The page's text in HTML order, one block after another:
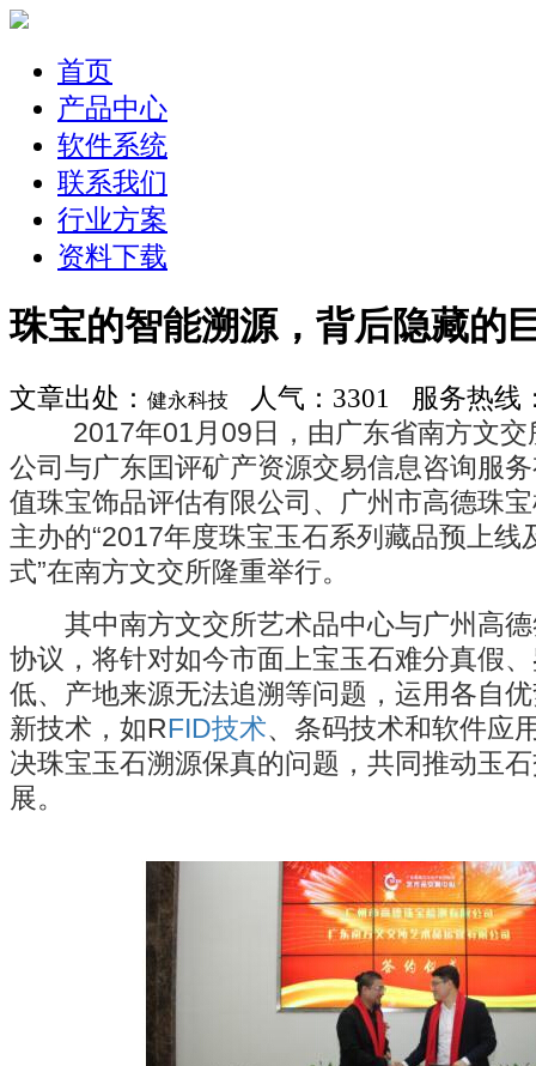
首页
产品中心
软件系统
联系我们
行业方案
资料下载
珠宝的智能溯源，背后隐藏的
文章出处： 健永科技 人气：3301 服务热线
2017年01月09日，由广东省南方文交
公司与广东囯评矿产资源交易信息咨询服
值珠宝饰品评估有限公司、广州市高德珠
主办的“2017年度珠宝玉石系列藏品预上线
式”在南方文交所隆重举行。
其中南方文交所艺术品中心与广州高德
协议，将针对如今市面上宝玉石难分真假
低、产地来源无法追溯等问题，运用各自
新技术，如RFID技术、条码技术和软件应
决珠宝玉石溯源保真的问题，共同推动玉
展。